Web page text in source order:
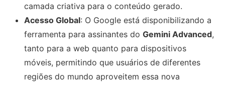
camada criativa para o conteúdo gerado.
Acesso Global: O Google está disponibilizando a
ferramenta para assinantes do Gemini Advanced,
tanto para a web quanto para dispositivos
móveis, permitindo que usuários de diferentes
regiões do mundo aproveitem essa nova